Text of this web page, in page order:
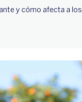
y cómo afecta a los